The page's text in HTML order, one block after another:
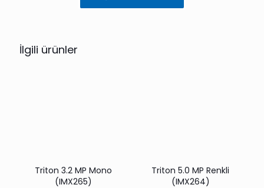
İlgili ürünler
Triton 3.2 MP Mono
(IMX265)
Triton 5.0 MP Renkli
(IMX264)